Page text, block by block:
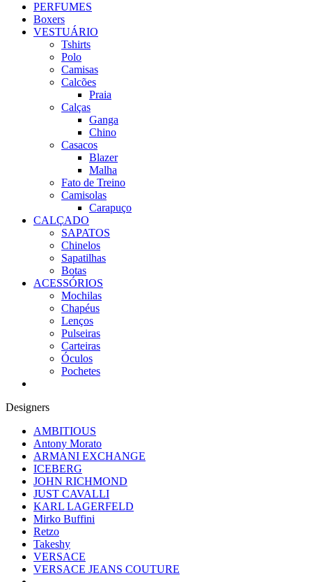
PERFUMES
Boxers
VESTUÁRIO
Tshirts
Polo
Camisas
Calcões
Praia
Calças
Ganga
Chino
Casacos
Blazer
Malha
Fato de Treino
Camisolas
Carapuço
CALÇADO
SAPATOS
Chinelos
Sapatilhas
Botas
ACESSÓRIOS
Mochilas
Chapéus
Lenços
Pulseiras
Carteiras
Óculos
Pochetes
Designers
AMBITIOUS
Antony Morato
ARMANI EXCHANGE
ICEBERG
JOHN RICHMOND
JUST CAVALLI
KARL LAGERFELD
Mirko Buffini
Retzo
Takeshy
VERSACE
VERSACE JEANS COUTURE